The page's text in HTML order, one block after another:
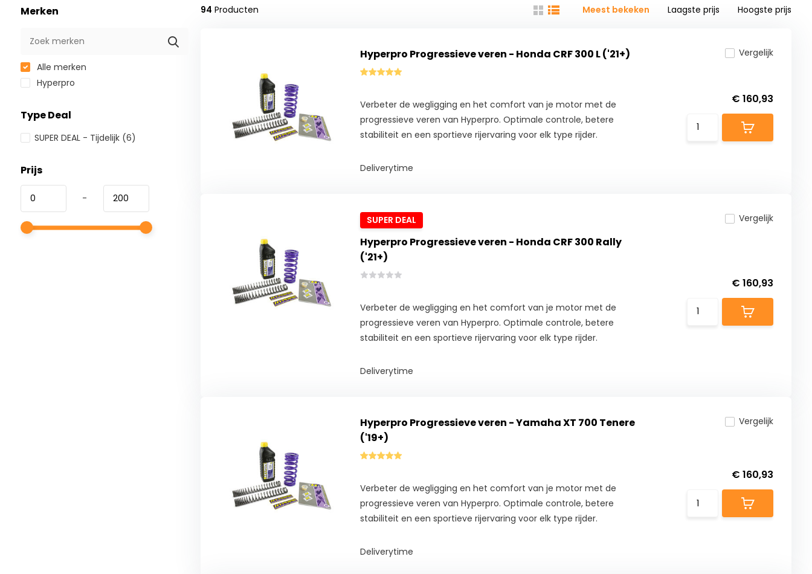
Merken
Alle merken
Hyperpro
Type Deal
SUPER DEAL - Tijdelijk (6)
Prijs
-
94 Producten Meest bekeken Laagste prijs Hoogste prijs
Hyperpro Progressieve veren - Honda CRF 300 L ('21+)
Verbeter de wegligging en het comfort van je motor met de
progressieve veren van Hyperpro. Optimale controle, betere
stabiliteit en een sportieve rijervaring voor elk type rijder.
Deliverytime
Vergelijk
€ 160,93
SUPER DEAL
Hyperpro Progressieve veren - Honda CRF 300 Rally
('21+)
Verbeter de wegligging en het comfort van je motor met de
progressieve veren van Hyperpro. Optimale controle, betere
stabiliteit en een sportieve rijervaring voor elk type rijder.
Deliverytime
Vergelijk
€ 160,93
Hyperpro Progressieve veren - Yamaha XT 700 Tenere
('19+)
Verbeter de wegligging en het comfort van je motor met de
progressieve veren van Hyperpro. Optimale controle, betere
stabiliteit en een sportieve rijervaring voor elk type rijder.
Deliverytime
Vergelijk
€ 160,93